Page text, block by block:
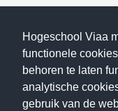
Hogeschool Viaa
functionele
behoren te laten
analytische
gebruik van de